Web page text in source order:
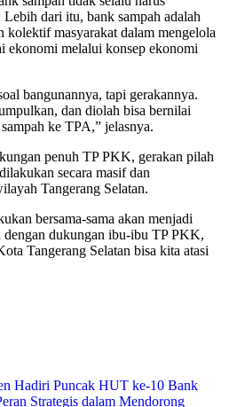
dari itu, bank sampah adalah
kolektif masyarakat dalam mengelola
ekonomi melalui konsep ekonomi
bangunannya, tapi gerakannya.
dan diolah bisa bernilai
ke TPA,” jelasnya.
penuh TP PKK, gerakan pilah
secara masif dan
Tangerang Selatan.
bersama-sama akan menjadi
dengan dukungan ibu-ibu TP PKK,
Tangerang Selatan bisa kita atasi
Hadiri Puncak HUT ke-10 Bank
Strategis dalam Mendorong